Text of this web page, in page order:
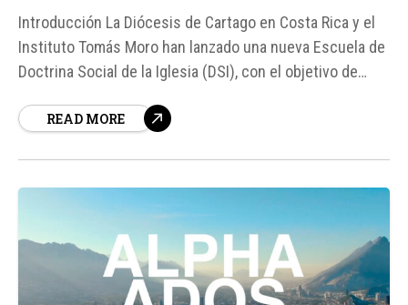
Introducción La Diócesis de Cartago en Costa Rica y el
Instituto Tomás Moro han lanzado una nueva Escuela de
Doctrina Social de la Iglesia (DSI), con el objetivo de
auténtica y participar activamente en la vida pública.
READ MORE